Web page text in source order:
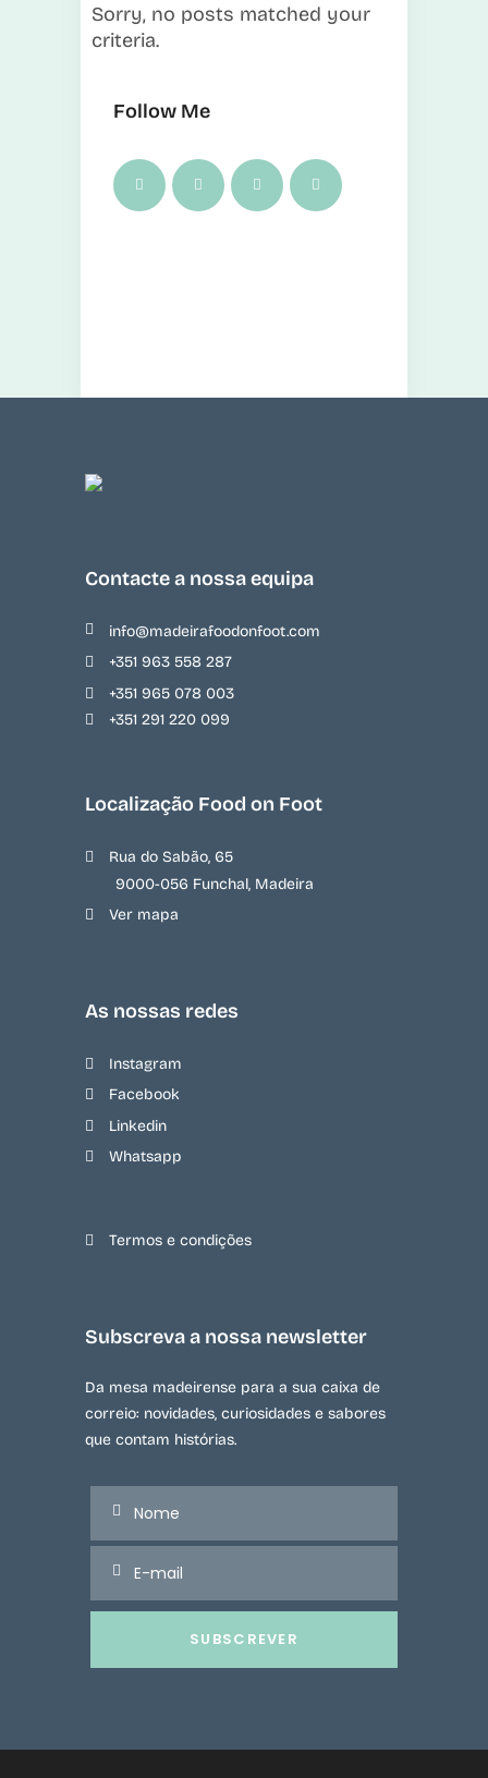
Sorry, no posts matched your
criteria.
Follow Me
Contacte a nossa equipa
info@madeirafoodonfoot.com
+351 963 558 287
+351 965 078 003
+351 291 220 099
Localização Food on Foot
Rua do Sabão, 65
9000-056 Funchal, Madeira
Ver mapa
As nossas redes
Instagram
Facebook
Linkedin
Whatsapp
Termos e condições
Subscreva a nossa newsletter
Da mesa madeirense para a sua caixa de
correio: novidades, curiosidades e sabores
que contam histórias.